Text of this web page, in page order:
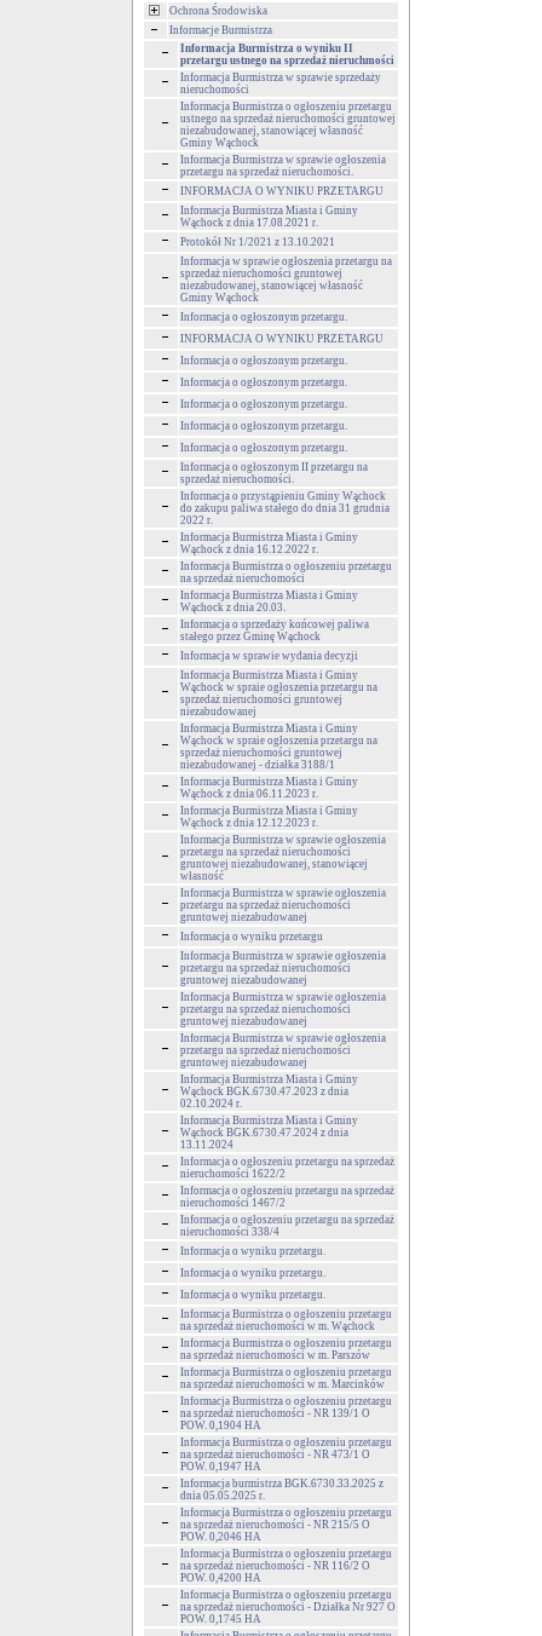
Ochrona Środowiska
Informacje Burmistrza
Informacja Burmistrza o wyniku II
przetargu ustnego na sprzedaż nieruchmości
Informacja Burmistrza w sprawie sprzedaży
nieruchomości
Informacja Burmistrza o ogłoszeniu przetargu
ustnego na sprzedaż nieruchomości gruntowej
niezabudowanej, stanowiącej własność
Gminy Wąchock
Informacja Burmistrza w sprawie ogłoszenia
przetargu na sprzedaż nieruchomości.
INFORMACJA O WYNIKU PRZETARGU
Informacja Burmistrza Miasta i Gminy
Wąchock z dnia 17.08.2021 r.
Protokół Nr 1/2021 z 13.10.2021
Informacja w sprawie ogłoszenia przetargu na
sprzedaż nieruchomości gruntowej
niezabudowanej, stanowiącej własność
Gminy Wąchock
Informacja o ogłoszonym przetargu.
INFORMACJA O WYNIKU PRZETARGU
Informacja o ogłoszonym przetargu.
Informacja o ogłoszonym przetargu.
Informacja o ogłoszonym przetargu.
Informacja o ogłoszonym przetargu.
Informacja o ogłoszonym przetargu.
Informacja o ogłoszonym II przetargu na
sprzedaż nieruchomości.
Informacja o przystąpieniu Gminy Wąchock
do zakupu paliwa stałego do dnia 31 grudnia
2022 r.
Informacja Burmistrza Miasta i Gminy
Wąchock z dnia 16.12.2022 r.
Informacja Burmistrza o ogłoszeniu przetargu
na sprzedaż nieruchomości
Informacja Burmistrza Miasta i Gminy
Wąchock z dnia 20.03.
Informacja o sprzedaży końcowej paliwa
stałego przez Gminę Wąchock
Informacja w sprawie wydania decyzji
Informacja Burmistrza Miasta i Gminy
Wąchock w spraie ogłoszenia przetargu na
sprzedaż nieruchomości gruntowej
niezabudowanej
Informacja Burmistrza Miasta i Gminy
Wąchock w spraie ogłoszenia przetargu na
sprzedaż nieruchomości gruntowej
niezabudowanej - działka 3188/1
Informacja Burmistrza Miasta i Gminy
Wąchock z dnia 06.11.2023 r.
Informacja Burmistrza Miasta i Gminy
Wąchock z dnia 12.12.2023 r.
Informacja Burmistrza w sprawie ogłoszenia
przetargu na sprzedaż nieruchomości
gruntowej niezabudowanej, stanowiącej
własność
Informacja Burmistrza w sprawie ogłoszenia
przetargu na sprzedaż nieruchomości
gruntowej niezabudowanej
Informacja o wyniku przetargu
Informacja Burmistrza w sprawie ogłoszenia
przetargu na sprzedaż nieruchomości
gruntowej niezabudowanej
Informacja Burmistrza w sprawie ogłoszenia
przetargu na sprzedaż nieruchomości
gruntowej niezabudowanej
Informacja Burmistrza w sprawie ogłoszenia
przetargu na sprzedaż nieruchomości
gruntowej niezabudowanej
Informacja Burmistrza Miasta i Gminy
Wąchock BGK.6730.47.2023 z dnia
02.10.2024 r.
Informacja Burmistrza Miasta i Gminy
Wąchock BGK.6730.47.2024 z dnia
13.11.2024
Informacja o ogłoszeniu przetargu na sprzedaż
nieruchomości 1622/2
Informacja o ogłoszeniu przetargu na sprzedaż
nieruchomości 1467/2
Informacja o ogłoszeniu przetargu na sprzedaż
nieruchomości 338/4
Informacja o wyniku przetargu.
Informacja o wyniku przetargu.
Informacja o wyniku przetargu.
Informacja Burmistrza o ogłoszeniu przetargu
na sprzedaż nieruchomości w m. Wąchock
Informacja Burmistrza o ogłoszeniu przetargu
na sprzedaż nieruchomości w m. Parszów
Informacja Burmistrza o ogłoszeniu przetargu
na sprzedaż nieruchomości w m. Marcinków
Informacja Burmistrza o ogłoszeniu przetargu
na sprzedaż nieruchomości - NR 139/1 O
POW. 0,1904 HA
Informacja Burmistrza o ogłoszeniu przetargu
na sprzedaż nieruchomości - NR 473/1 O
POW. 0,1947 HA
Informacja burmistrza BGK.6730.33.2025 z
dnia 05.05.2025 r.
Informacja Burmistrza o ogłoszeniu przetargu
na sprzedaż nieruchomości - NR 215/5 O
POW. 0,2046 HA
Informacja Burmistrza o ogłoszeniu przetargu
na sprzedaż nieruchomości - NR 116/2 O
POW. 0,4200 HA
Informacja Burmistrza o ogłoszeniu przetargu
na sprzedaż nieruchomości - Działka Nr 927 O
POW. 0,1745 HA